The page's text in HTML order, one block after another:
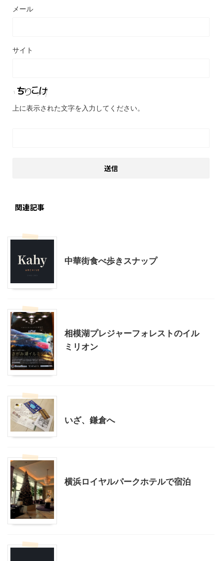
メール
サイト
上に表示された文字を入力してください。
関連記事
中華街食べ歩きスナップ
相模湖プレジャーフォレストのイル
ミリオン
いざ、鎌倉へ
横浜ロイヤルパークホテルで宿泊